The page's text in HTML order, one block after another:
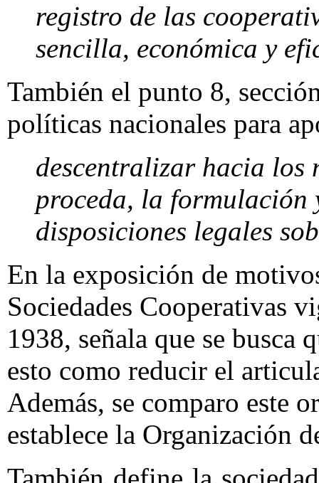
registro de las
sencilla, económica y
También el punto 8,
políticas nacionales para
descentralizar hacia los
proceda, la
disposiciones legales
En la exposición de
Sociedades Cooperativas
1938, señala que se busca
esto como reducir el
Además, se comparo este
establece la Organización